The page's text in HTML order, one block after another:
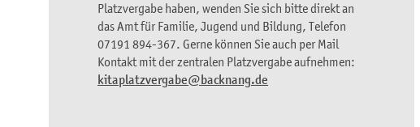
Platzvergabe haben, wenden Sie sich bitte direkt an
das Amt für Familie, Jugend und Bildung, Telefon
07191 894-367. Gerne können Sie auch per Mail
Kontakt mit der zentralen Platzvergabe aufnehmen:
kitaplatzvergabe@backnang.de